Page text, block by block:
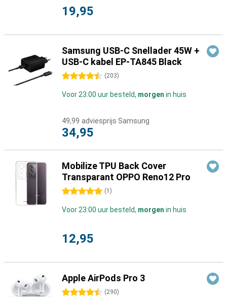
19,95
Samsung USB-C Snellader 45W +
USB-C kabel EP-TA845 Black
4.5 sterren (203)
Voor 23:00 uur besteld, morgen in huis
49,99 adviesprijs Samsung
34,95
Mobilize TPU Back Cover
Transparant OPPO Reno12 Pro
5 sterren (1 )
Voor 23:00 uur besteld, morgen in huis
12,95
Apple AirPods Pro 3
4.5 sterren (290)